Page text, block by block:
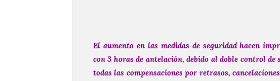
El aumento en las medidas de seguridad hacen
con 3 horas de antelación, debido al doble control de
todas las compensaciones por retrasos,